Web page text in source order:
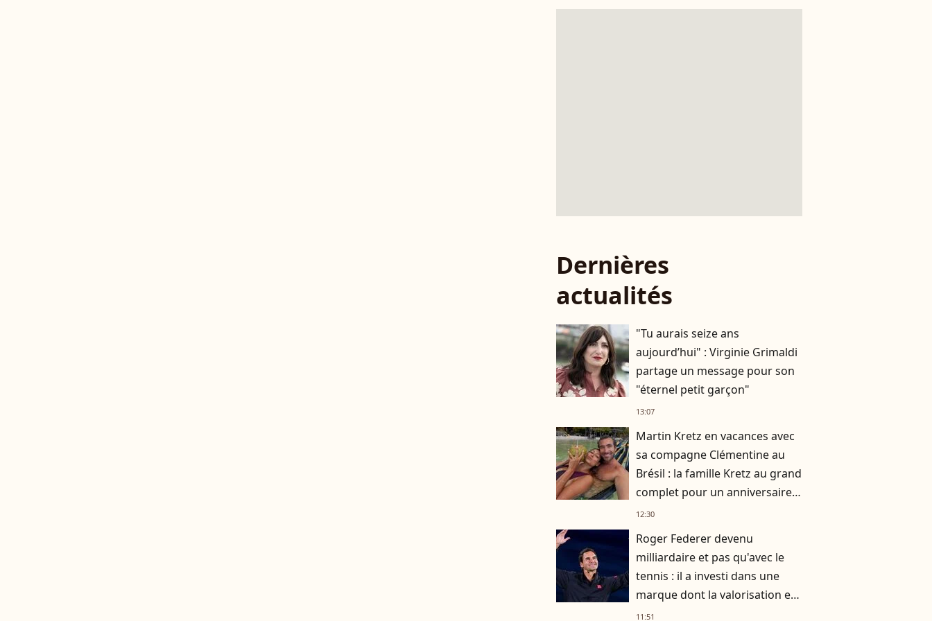
Dernières
actualités
"Tu aurais seize ans
aujourd’hui" : Virginie Grimaldi
partage un message pour son
"éternel petit garçon"
13:07
Martin Kretz en vacances avec
sa compagne Clémentine au
Brésil : la famille Kretz au grand
complet pour un anniversaire
très particulier
12:30
Roger Federer devenu
milliardaire et pas qu'avec le
tennis : il a investi dans une
marque dont la valorisation est
exponentielle
11:51